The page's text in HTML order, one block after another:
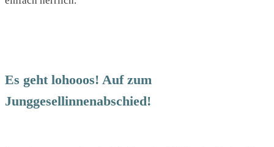
Es geht lohooos! Auf zum
Junggesellinnenabschied!